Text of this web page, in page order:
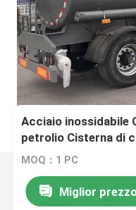
Acciaio inossidabile
petrolio Cisterna di
50 quadrati Cisterna
MOQ：1 PC
Miglior